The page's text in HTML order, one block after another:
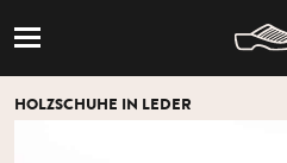
HOLZSCHUHE IN LEDER